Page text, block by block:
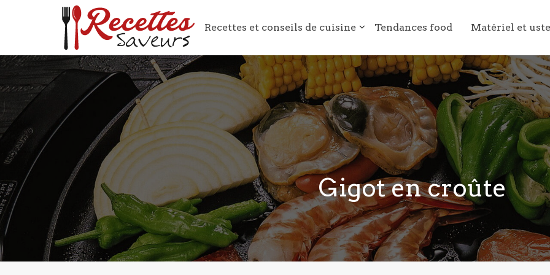
Recettes et conseils de cuisine Tendances food Matériel et
Gigot en croûte